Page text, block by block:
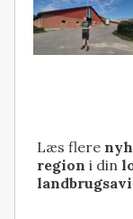
Læs flere
region i din